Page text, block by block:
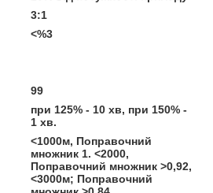
3:1
<%3
99
при 125% - 10 хв, при 150% -
1 хв.
<1000м, Поправочний
множник 1. <2000,
Поправочний множник >0,92,
<3000м; Поправочний